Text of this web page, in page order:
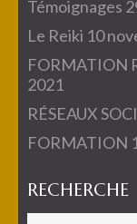
Témoignages
Le Reiki 10
FORMATION
2021
RÉSEAUX
FORMATION
RECHERCHE